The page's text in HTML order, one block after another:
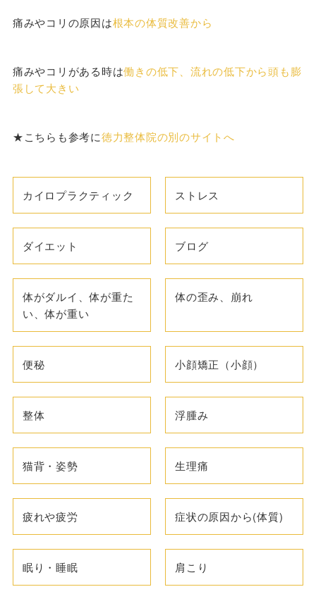
痛みやコリの原因は根本の体質改善から
痛みやコリがある時は働きの低下、流れの低下から頭も膨
張して大きい
★こちらも参考に徳力整体院の別のサイトへ
カイロプラクティック ストレス
ダイエット ブログ
体がダルイ、体が重た
い、体が重い
体の歪み、崩れ
便秘 小顔矯正（小顔）
整体 浮腫み
猫背・姿勢 生理痛
疲れや疲労 症状の原因から(体質)
眠り・睡眠 肩こり